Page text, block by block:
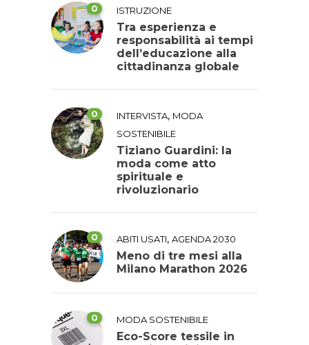
0 ISTRUZIONE
Tra esperienza e
responsabilità ai tempi
dell’educazione alla
cittadinanza globale
0 INTERVISTA, MODA
SOSTENIBILE
Tiziano Guardini: la
moda come atto
spirituale e
rivoluzionario
0 ABITI USATI, AGENDA 2030
Meno di tre mesi alla
Milano Marathon 2026
0 MODA SOSTENIBILE
Eco-Score tessile in